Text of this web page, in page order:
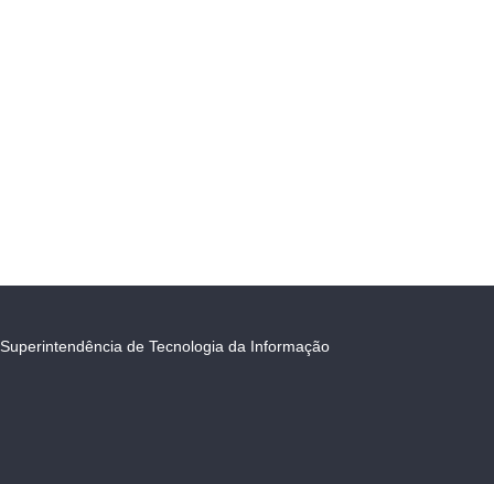
Superintendência de Tecnologia da Informação